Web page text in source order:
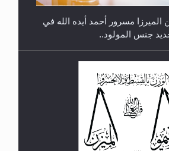
عليه السلام.. 4...
الميرزا مسرور أحمد أيده الله في
جنس المولود..